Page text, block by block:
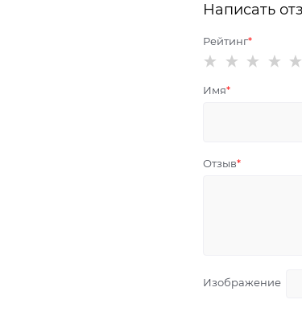
Написать
Рейтинг
Имя
Отзыв
Изображение